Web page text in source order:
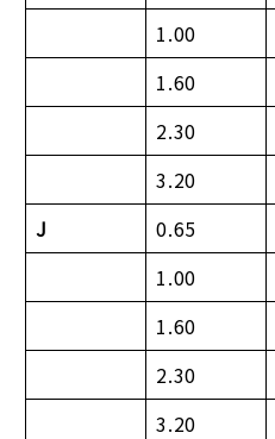
1.00
1.60
2.30
3.20
J
0.65
1.00
1.60
2.30
3.20